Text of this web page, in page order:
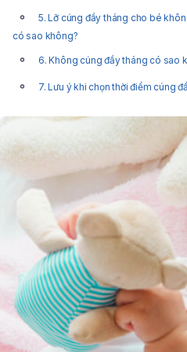
5. Lỡ cúng đầy tháng cho bé
có sao không?
6. Không cúng đầy tháng có sao
7. Lưu ý khi chọn thời điểm cúng